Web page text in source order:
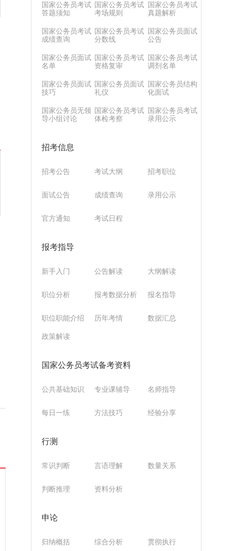
国家公务员考试
答题须知
国家公务员考试
考场规则
国家公务员考试
真题解析
国家公务员考试
成绩查询
国家公务员考试
分数线
国家公务员面试
公告
国家公务员面试
名单
国家公务员考试
资格复审
国家公务员考试
调剂名单
国家公务员面试
技巧
国家公务员面试
礼仪
国家公务员结构
化面试
国家公务员无领
导小组讨论
国家公务员考试
体检考察
国家公务员考试
录用公示
招考信息
招考公告 考试大纲 招考职位
面试公告 成绩查询 录用公示
官方通知 考试日程
报考指导
新手入门 公告解读 大纲解读
职位分析 报考数据分析 报名指导
职位职能介绍 历年考情 数据汇总
政策解读
国家公务员考试备考资料
公共基础知识 专业课辅导 名师指导
每日一练 方法技巧 经验分享
行测
常识判断 言语理解 数量关系
判断推理 资料分析
申论
归纳概括 综合分析 贯彻执行